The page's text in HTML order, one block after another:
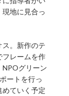
地に見合っ
。新作のテ
フレームを作
NPOグリーン
ートを行っ
ていく予定